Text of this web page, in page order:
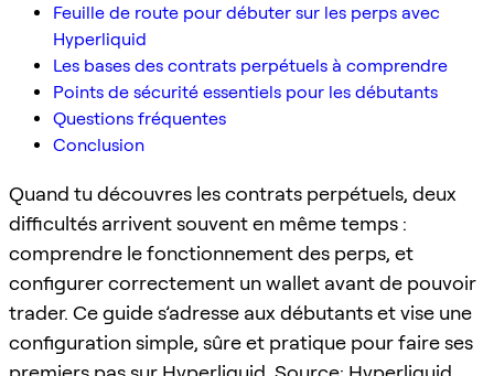
Feuille de route pour débuter sur les perps avec
Hyperliquid
Les bases des contrats perpétuels à comprendre
Points de sécurité essentiels pour les débutants
Questions fréquentes
Conclusion
Quand tu découvres les contrats perpétuels, deux
difficultés arrivent souvent en même temps :
comprendre le fonctionnement des perps, et
configurer correctement un wallet avant de pouvoir
trader. Ce guide s’adresse aux débutants et vise une
configuration simple, sûre et pratique pour faire ses